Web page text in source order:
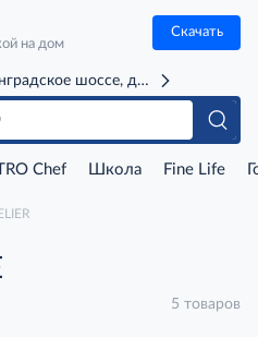
на дом
Скачать
шоссе, д. 71Г (м. Речной
Chef Школа Fine Life
5 товаров